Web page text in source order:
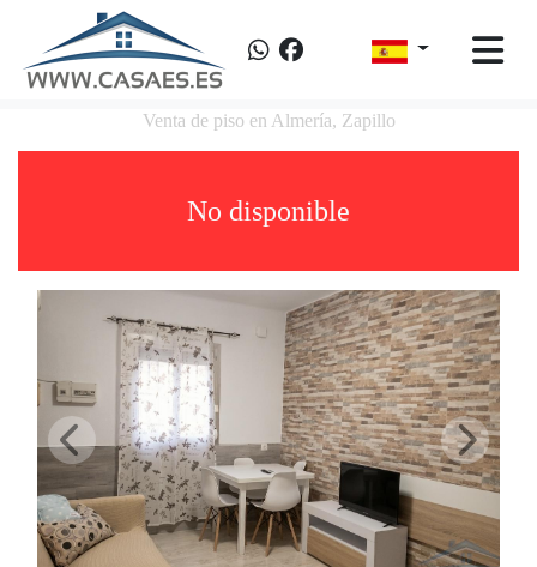
Venta de piso en Almería, Zapillo
No disponible